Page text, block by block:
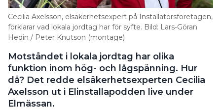
använder skyddsmetoden dubbel eller förstärkt
isolering. Effekten blir också begränsad jämfört
med ett vanligt schukouttag som kan avsäkras för
högst 16 ampere, säger han.
LÄS OCKSÅ:
HMM, HUR MÅNGA ELFEL FÅR EN BESIKTNINGSMAN
MISSA?
RENT ALLMÄNT
tycker Joakim Grafström att det
Cecilia Axelsson, elsäkerhetsexpert på Installatörsföretagen,
förklarar vad lokala jordtag har för syfte. Bild: Lars-Göran
Hedin / Peter Knutson (montage)
Motståndet i lokala jordtag har olika
funktion inom hög- och lågspänning. Hur
då? Det redde elsäkerhetsexperten Cecilia
Axelsson ut i Elinstallapodden live under
Elmässan.